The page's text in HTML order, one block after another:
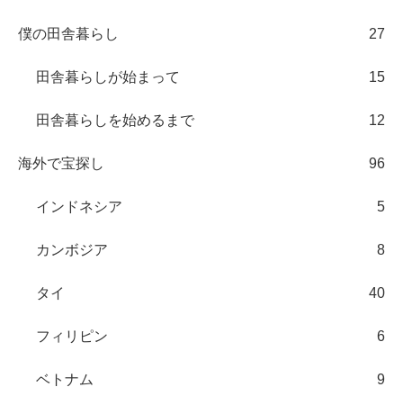
僕の田舎暮らし 27
田舎暮らしが始まって 15
田舎暮らしを始めるまで 12
海外で宝探し 96
インドネシア 5
カンボジア 8
タイ 40
フィリピン 6
ベトナム 9